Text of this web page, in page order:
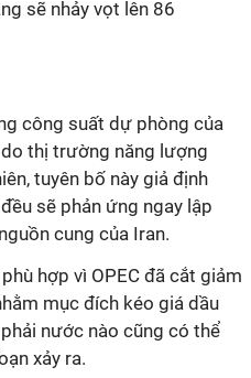
sẽ nhảy vọt lên 86
công suất dự phòng của
do thị trường năng lượng
tuyên bố này giả định
sẽ phản ứng ngay lập
cung của Iran.
hợp vì OPEC đã cắt giảm
mục đích kéo giá dầu
nước nào cũng có thể
xảy ra.